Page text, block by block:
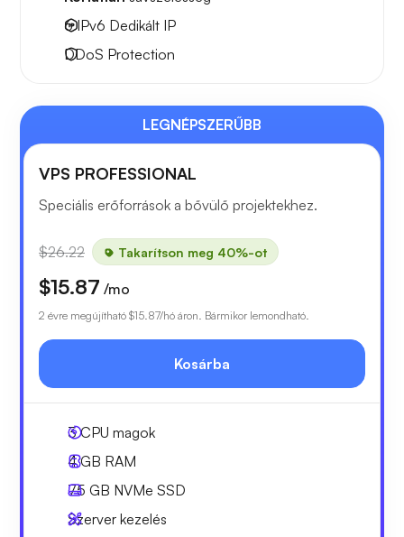
6 IPv6 Dedikált IP
DDoS Protection
LEGNÉPSZERŰBB
VPS PROFESSIONAL
Speciális erőforrások a bővülő projektekhez.
$26.22 Takarítson meg 40%-ot
$15.87 /mo
2 évre megújítható $15.87/hó áron. Bármikor lemondható.
Kosárba
3CPU magok
4 GB RAM
75 GB NVMe SSD
Szerver kezelés